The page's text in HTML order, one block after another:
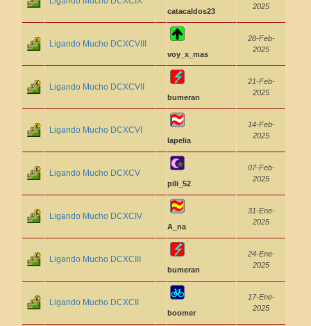
catacaldos23
2025
Ligando Mucho DCXCVIII
voy_x_mas
28-Feb-
2025
Ligando Mucho DCXCVII
bumeran
21-Feb-
2025
Ligando Mucho DCXCVI
lapelia
14-Feb-
2025
Ligando Mucho DCXCV
pili_52
07-Feb-
2025
Ligando Mucho DCXCIV
A_na
31-Ene-
2025
Ligando Mucho DCXCIII
bumeran
24-Ene-
2025
Ligando Mucho DCXCII
boomer
17-Ene-
2025